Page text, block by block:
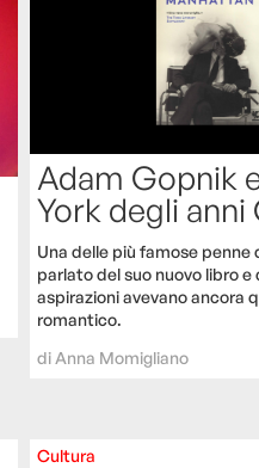
Adam Gopnik
York degli
Una delle più famose penne
parlato del suo nuovo libro e
aspirazioni avevano ancora
romantico.
di Anna Momigliano
Cultura